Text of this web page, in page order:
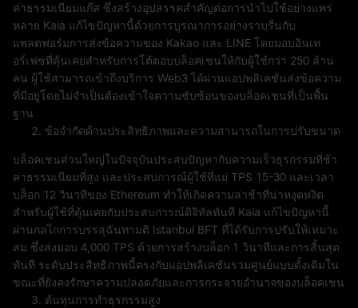
ค่าธรรมเนียมแก๊ส ซึ่งสร้างอุปสรรคสำคัญต่อการนำไปใช้อย่างแพร่
หลาย Kaia แก้ไขปัญหานี้ด้วยการบูรณาการอย่างราบรื่นกับ
แพลตฟอร์มการส่งข้อความของ Kakao และ LINE โดยมอบอินเท
อร์เฟซที่คุ้นเคยสำหรับการโต้ตอบบล็อคเชนให้กับผู้ใช้กว่า 250 ล้าน
คน ผู้ใช้สามารถเข้าถึงบริการ Web3 ได้ผ่านแอปพลิเคชันส่งข้อความ
ที่มีอยู่โดยไม่จำเป็นต้องเข้าใจความซับซ้อนของบล็อคเชนที่เป็นพื้น
ฐาน
ข้อจำกัดด้านประสิทธิภาพและความสามารถในการปรับขนาด
บล็อคเชนส่วนใหญ่ในปัจจุบันประสบปัญหากับความเร็วธุรกรรมที่ช้า
ค่าธรรมเนียมที่สูง และประสบการณ์ผู้ใช้ที่แย่ TPS 15-30 และเวลา
บล็อก 12 วินาทีของ Ethereum ทำให้เกิดความล่าช้าที่น่าหงุดหงิด
สำหรับผู้ใช้ที่คุ้นเคยกับประสบการณ์ดิจิทัลทันที Kaia แก้ไขปัญหานี้
ผ่านกลไกการบรรลุฉันทามติ Istanbul BFT ที่ได้รับการปรับให้เหมาะ
สม ซึ่งส่งมอบ 4,000 TPS ด้วยการสร้างบล็อก 1 วินาทีและการสิ้นสุด
ทันที ระดับประสิทธิภาพนี้ตรงกับแอปพลิเคชันรวมศูนย์แบบดั้งเดิมใน
ขณะที่ยังคงรักษาความปลอดภัยและการกระจายอำนาจของบล็อคเชน
ต้นทุนการทำธุรกรรมสูง